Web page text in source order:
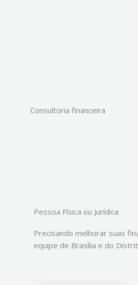
Consultoria financeira
Pessoa Física ou Jurídica
Precisando melhorar suas
equipe de Brasília e do